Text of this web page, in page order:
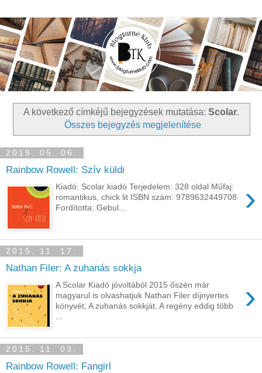
A következő címkéjű bejegyzések mutatása: Scolar.
Összes bejegyzés megjelenítése
2019. 05. 06.
Rainbow Rowell: Szív ​küldi
›
Kiadó: Scolar kiadó Terjedelem: 328 oldal Műfaj:
romantikus, chick lit ISBN szám: 9789632449708
Fordította: Gebul...
2015. 11. 17.
Nathan Filer: A zuhanás sokkja
›
A Scolar Kiadó jóvoltából 2015 őszén már
magyarul is olvashatjuk Nathan Filer díjnyertes
könyvét, A zuhanás sokkját. A regény eddig több
2015. 11. 03.
Rainbow Rowell: Fangirl